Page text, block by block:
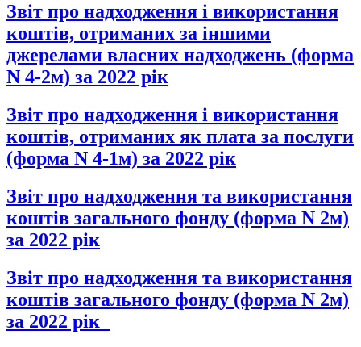
Звіт про надходження і використання
коштів, отриманих за іншими
джерелами власних надходжень (форма
N 4-2м) за 2022 рік
Звіт про надходження і використання
коштів, отриманих як плата за послуги
(форма N 4-1м) за 2022 рік
Звіт про надходження та використання
коштів загального фонду (форма N 2м)
за 2022 рік
Звіт про надходження та використання
коштів загального фонду (форма N 2м)
за 2022 рік_